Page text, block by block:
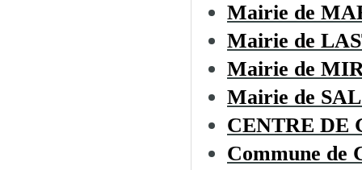
Mairie de
Mairie de
Mairie de
Mairie de
CENTRE DE
Commune de